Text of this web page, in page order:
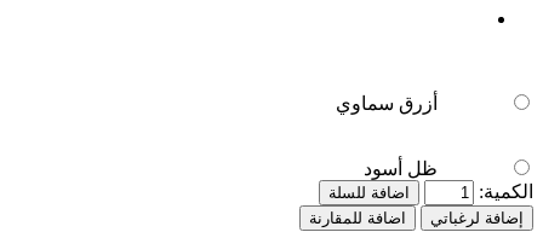
أزرق سماوي
ظل أسود
الكمية:
اضافة للسلة
إضافة لرغباتي
اضافة للمقارنة